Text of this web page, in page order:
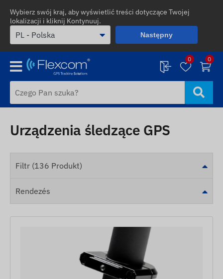
Wybierz swój kraj, aby wyświetlić treści dotyczące Twojej
lokalizacji i kliknij Kontynuuj.
Następny
0 0
Urządzenia śledzące GPS
Filtr (136 Produkt)
Rendezés